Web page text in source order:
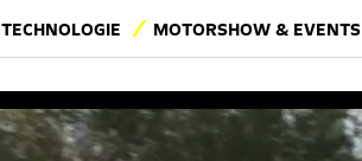
TECHNOLOGIE MOTORSHOW & EVENTS